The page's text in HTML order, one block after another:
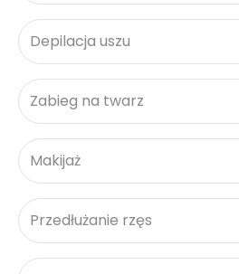
Depilacja uszu
Zabieg na twarz
Makijaż
Przedłużanie rzęs